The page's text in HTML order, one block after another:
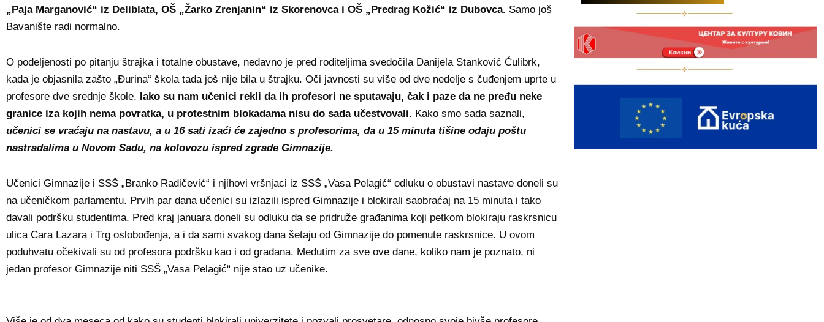
„Paja Marganović“ iz Deliblata, OŠ „Žarko Zrenjanin“ iz Skorenovca i OŠ „Predrag Kožić“ iz Dubovca. Samo još
Bavanište radi normalno.
O podeljenosti po pitanju štrajka i totalne obustave, nedavno je pred roditeljima svedočila Danijela Stanković Ćulibrk,
kada je objasnila zašto „Đurina“ škola tada još nije bila u štrajku. Oči javnosti su više od dve nedelje s čuđenjem uprte u
profesore dve srednje škole. Iako su nam učenici rekli da ih profesori ne sputavaju, čak i paze da ne pređu neke
granice iza kojih nema povratka, u protestnim blokadama nisu do sada učestvovali. Kako smo sada saznali,
učenici se vraćaju na nastavu, a u 16 sati izaći će zajedno s profesorima, da u 15 minuta tišine odaju poštu
nastradalima u Novom Sadu, na kolovozu ispred zgrade Gimnazije.
Učenici Gimnazije i SSŠ „Branko Radičević“ i njihovi vršnjaci iz SSŠ „Vasa Pelagić“ odluku o obustavi nastave doneli su
na učeničkom parlamentu. Prvih par dana učenici su izlazili ispred Gimnazije i blokirali saobraćaj na 15 minuta i tako
davali podršku studentima. Pred kraj januara doneli su odluku da se pridruže građanima koji petkom blokiraju raskrsnicu
ulica Cara Lazara i Trg oslobođenja, a i da sami svakog dana šetaju od Gimnazije do pomenute raskrsnice. U ovom
poduhvatu očekivali su od profesora podršku kao i od građana. Međutim za sve ove dane, koliko nam je poznato, ni
jedan profesor Gimnazije niti SSŠ „Vasa Pelagić“ nije stao uz učenike.